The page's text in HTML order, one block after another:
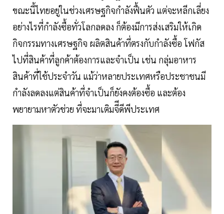
ขณะนี้ไทยอยู่ในช่วงเศรษฐกิจกำลังฟื้นตัว แต่จะหลีกเลี่ยง
อย่างไรที่กำลังซื้อทั่วโลกลดลง ก็ต้องมีการส่งเสริมให้เกิด
กิจกรรมทางเศรษฐกิจ ผลิตสินค้าที่ตรงกับกำลังซื้อ โฟกัส
ไปที่สินค้าที่ลูกค้าต้องการและจำเป็น เช่น กลุ่มอาหาร
สินค้าที่ใช้ประจำวัน แม้ว่าหลายประเทศหรือประชาชนมี
กำลังลดลงแต่สินค้าที่จำเป็นก็ยังคงต้องซื้อ และต้อง
พยายามหาตัวช่วย ที่จะมาเติมจีีดีพีประเทศ